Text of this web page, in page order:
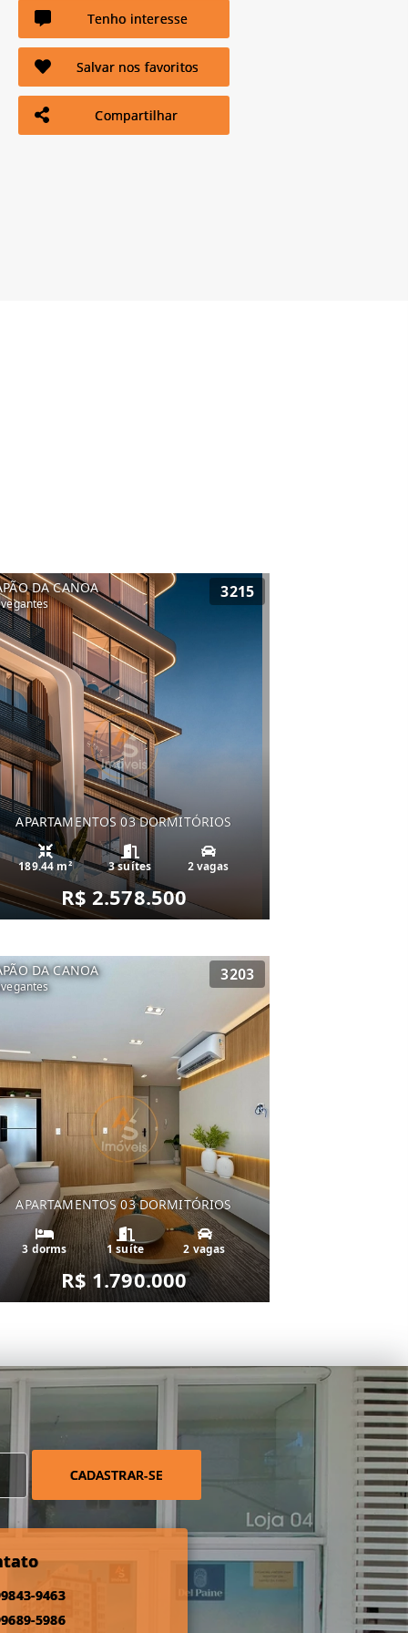
Tenho interesse
Salvar nos favoritos
Compartilhar
DA CANOA 3215
APARTAMENTOS 03 DORMITÓRIOS
189.44 m² 3 suítes 2 vagas
R$ 2.578.500
DA CANOA 3203
APARTAMENTOS 03 DORMITÓRIOS
3 dorms 1 suíte 2 vagas
R$ 1.790.000
CADASTRAR-SE
9463
5986